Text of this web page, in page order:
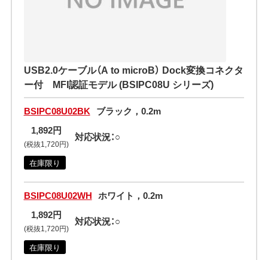
USB2.0ケーブル（A to microB） Dock変換コネクタ
ー付 MFI認証モデル (BSIPC08U シリーズ)
BSIPC08U02BK ブラック，0.2m
1,892円
(税抜1,720円)
対応状況：○
在庫限り
BSIPC08U02WH ホワイト，0.2m
1,892円
(税抜1,720円)
対応状況：○
在庫限り